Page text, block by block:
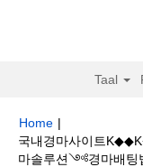
Taal
Home |
국내경마사이트
마솔루션༺경마배팅